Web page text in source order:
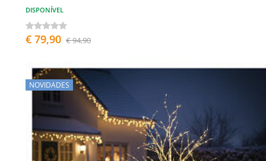
DISPONÍVEL
€ 79,90 € 94,90
NOVIDADES